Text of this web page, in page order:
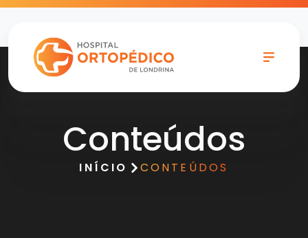
Conteúdos
INÍCIO CONTEÚDOS